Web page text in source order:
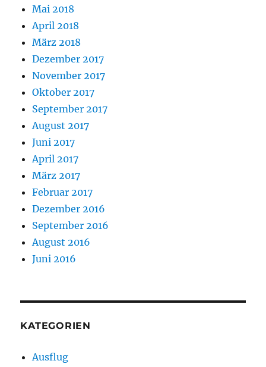
Mai 2018
April 2018
März 2018
Dezember 2017
November 2017
Oktober 2017
September 2017
August 2017
Juni 2017
April 2017
März 2017
Februar 2017
Dezember 2016
September 2016
August 2016
Juni 2016
KATEGORIEN
Ausflug